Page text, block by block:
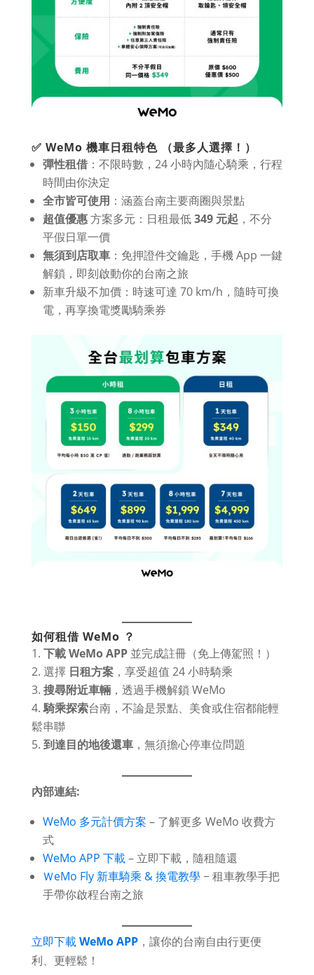
✅ WeMo 機車日租特色
（最多人選擇！）
彈性租借：不限時數，24 小時內隨心騎乘，行程
時間由你決定
全市皆可使用 ：涵蓋台南主要商圈與景點
超值優惠方案多元：日租最低349 元起 ，不分
平假日單一價
無須到店取車：免押證件交鑰匙，手機 App 一鍵
解鎖，即刻啟動你的台南之旅
新車升級不加價：時速可達 70 km/h，隨時可換
電，再享換電獎勵騎乘券
如何租借 WeMo ？
下載 WeMo APP並完成註冊（免上傳駕照！）
選擇 日租方案，享受超值 24 小時騎乘
搜尋附近車輛，透過手機解鎖 WeMo
騎乘探索台南，不論是景點、美食或住宿都能輕
鬆串聯
到達目的地後還車，無須擔心停車位問題
內部連結:
WeMo 多元計價方案 – 了解更多 WeMo 收費方
式
WeMo APP 下載– 立即下載，隨租隨還
ＷeMo Fly 新車騎乘 & 換電教學− 租車教學手把
手帶你啟程台南之旅
立即下載WeMo APP，讓你的台南自由行更便
利、更輕鬆！